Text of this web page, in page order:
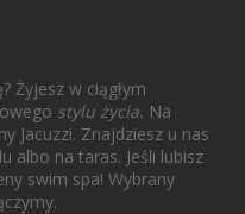
Żyjesz w ciągłym
stylu życia. Na
Jacuzzi. Znajdziesz u nas
albo na taras. Jeśli lubisz
swim spa! Wybrany